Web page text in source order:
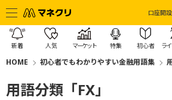
口座開設
新着 人気 マーケット 特集 初心者 ラ
HOME 初心者でもわかりやすい金融用語集
用語分類「FX」